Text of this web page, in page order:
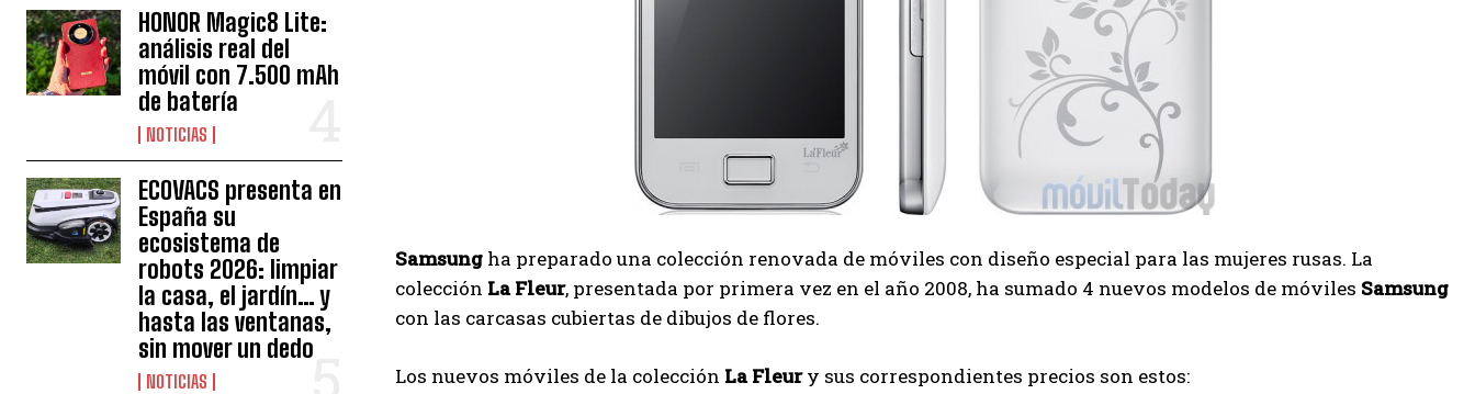
HONOR Magic8 Lite:
análisis real del
móvil con 7.500 mAh
de batería
NOTICIAS
ECOVACS presenta en
España su
ecosistema de
robots 2026: limpiar
la casa, el jardín… y
hasta las ventanas,
sin mover un dedo
NOTICIAS
Samsung ha preparado una colección renovada de móviles con diseño especial para las mujeres rusas. La
colección La Fleur, presentada por primera vez en el año 2008, ha sumado 4 nuevos modelos de móviles Samsung
con las carcasas cubiertas de dibujos de flores.
Los nuevos móviles de la colección La Fleury sus correspondientes precios son estos: